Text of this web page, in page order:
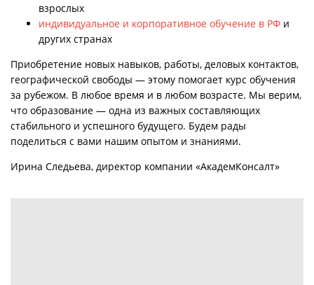
взрослых
индивидуальное и корпоративное обучение в РФ и
других странах
Приобретение новых навыков, работы, деловых контактов,
географической свободы — этому помогает курс обучения
за рубежом. В любое время и в любом возрасте. Мы верим,
что образование — одна из важных составляющих
стабильного и успешного будущего. Будем рады
поделиться с вами нашим опытом и знаниями.
Ирина Следьева, директор компании «АкадемКонсалт»